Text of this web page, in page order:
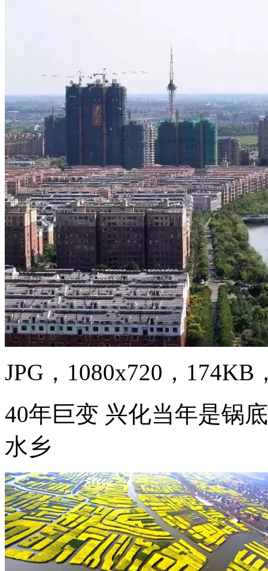
JPG，1080x720，174KB
40年巨变 兴化当年是锅
水乡